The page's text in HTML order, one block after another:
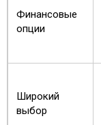
Финансовые
опции
Широкий
выбор